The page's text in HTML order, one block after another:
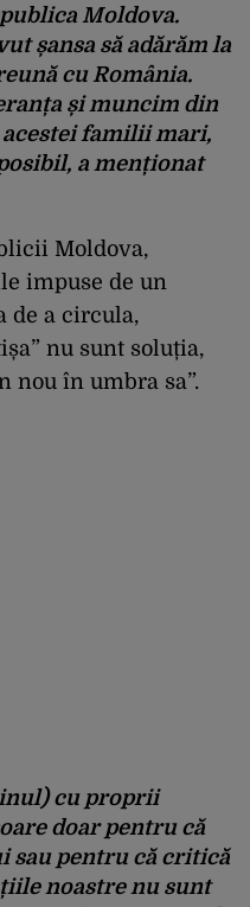
Moldova.
șansa să adărăm la
cu România.
și muncim din
acestei familii mari,
a menționat
Moldova,
impuse de un
de a circula,
nu sunt soluția,
nou în umbra sa”.
cu proprii
doar pentru că
sau pentru că critică
noastre nu sunt